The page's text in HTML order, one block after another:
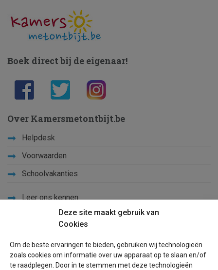
Deze site maakt gebruik van
Cookies
Om de beste ervaringen te bieden, gebruiken wij technologieën
zoals cookies om informatie over uw apparaat op te slaan en/of
te raadplegen. Door in te stemmen met deze technologieën
Boek direct bij de eigenaar!
Over Kamersmetontbijt.be
Helpdesk
Voorwaarden
Schoolvakanties
Leer ons kennen
Sitemap